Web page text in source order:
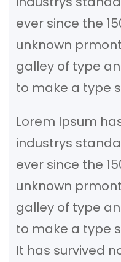
ever since the
unknown
galley of type
to make a type
Lorem Ipsum
industrys
ever since the
unknown
galley of type
to make a type
It has survived